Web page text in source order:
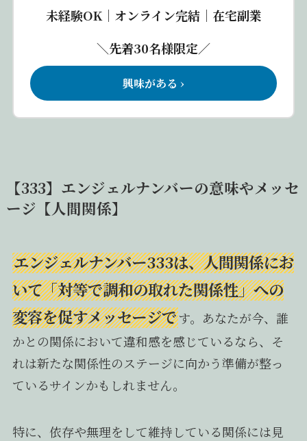
未経験OK｜オンライン完結｜在宅副業
＼先着30名様限定／
興味がある ›
【333】エンジェルナンバーの意味やメッセ
ージ【人間関係】
エンジェルナンバー333は、人間関係にお
いて「対等で調和の取れた関係性」への
変容を促すメッセージです。あなたが今、誰
かとの関係において違和感を感じているなら、そ
れは新たな関係性のステージに向かう準備が整っ
ているサインかもしれません。
特に、依存や無理をして維持している関係には見